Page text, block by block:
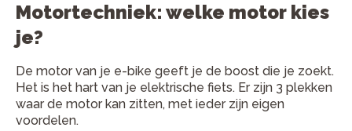
Motortechniek: welke motor kies
je?
De motor van je e-bike geeft je de boost die je zoekt.
Het is het hart van je elektrische fiets. Er zijn 3 plekken
waar de motor kan zitten, met ieder zijn eigen
voordelen.